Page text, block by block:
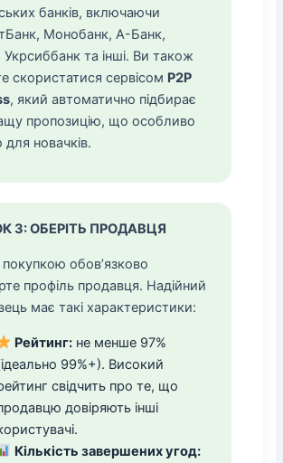
банків, включаючи
Монобанк, А-Банк,
та інші. Ви також
скористатися сервісом P2P
, який автоматично підбирає
пропозицію, що особливо
для новачків.
3: ОБЕРІТЬ ПРОДАВЦЯ
обов’язково
профіль продавця. Надійний
має такі характеристики:
Рейтинг: не менше 97%
99%+). Високий
свідчить про те, що
довіряють інші
Кількість завершених угод: